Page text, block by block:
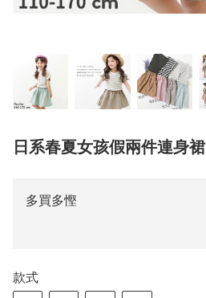
日系春夏女孩假兩件連身裙
多買多慳
款式